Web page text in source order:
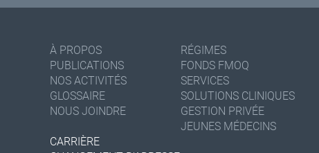
À PROPOS
PUBLICATIONS
NOS ACTIVITÉS
GLOSSAIRE
NOUS JOINDRE
RÉGIMES
FONDS FMOQ
SERVICES
SOLUTIONS CLINIQUES
GESTION PRIVÉE
JEUNES MÉDECINS
CARRIÈRE